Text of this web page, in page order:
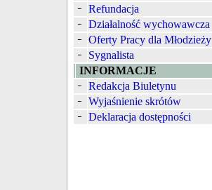
Refundacja
Działalność wychowawcza
Oferty Pracy dla Młodzieży
Sygnalista
INFORMACJE
Redakcja Biuletynu
Wyjaśnienie skrótów
Deklaracja dostępności